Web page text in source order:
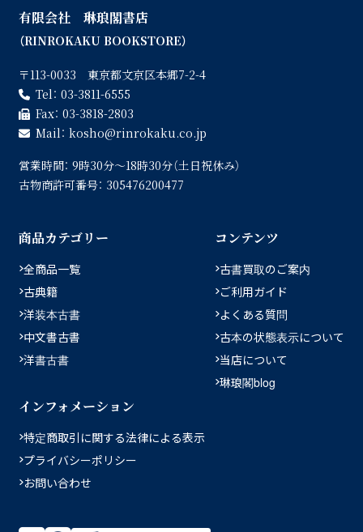
有限会社 琳琅閣書店
（RINROKAKU BOOKSTORE）
〒113-0033 東京都文京区本郷7-2-4
Tel： 03-3811-6555
Fax： 03-3818-2803
Mail： kosho
rinrokaku.co.jp
営業時間： 9時30分〜18時30分（土日祝休み）
古物商許可番号： 305476200477
商品カテゴリー
全商品一覧
古典籍
洋装本古書
中文書古書
洋書古書
コンテンツ
古書買取のご案内
ご利用ガイド
よくある質問
古本の状態表示について
当店について
琳琅閣blog
インフォメーション
特定商取引に関する法律による表示
プライバシーポリシー
お問い合わせ